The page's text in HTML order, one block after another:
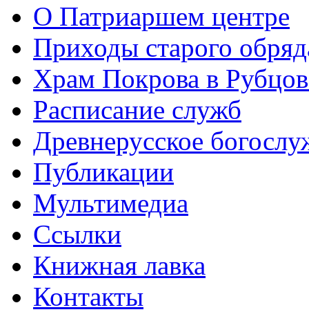
О Патриаршем центре
Приходы старого
Храм Покрова в
Расписание служб
Древнерусское
Публикации
Мультимедиа
Ссылки
Книжная лавка
Контакты